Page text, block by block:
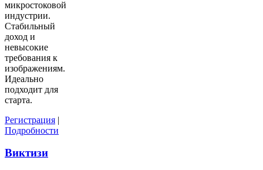
микростоковой
индустрии.
Стабильный
доход и
невысокие
требования к
изображениям.
Идеально
подходит для
старта.
Регистрация |
Подробности
Виктизи